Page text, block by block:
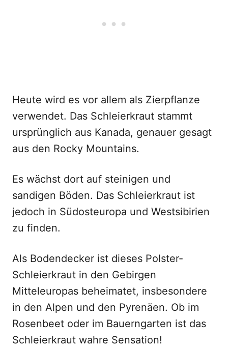
Heute wird es vor allem als Zierpflanze
verwendet. Das Schleierkraut stammt
ursprünglich aus Kanada, genauer gesagt
aus den Rocky Mountains.
Es wächst dort auf steinigen und
sandigen Böden. Das Schleierkraut ist
jedoch in Südosteuropa und Westsibirien
zu finden.
Als Bodendecker ist dieses Polster-
Schleierkraut in den Gebirgen
Mitteleuropas beheimatet, insbesondere
in den Alpen und den Pyrenäen. Ob im
Rosenbeet oder im Bauerngarten ist das
Schleierkraut wahre Sensation!